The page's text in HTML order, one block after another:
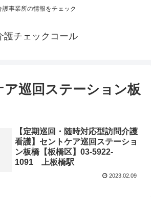
護事業所の情報をチェック
護チェックコール
ア巡回ステーション板
【定期巡回・随時対応型訪問介護
看護】セントケア巡回ステーショ
ン板橋【板橋区】03-5922-
1091 上板橋駅
2023.02.09